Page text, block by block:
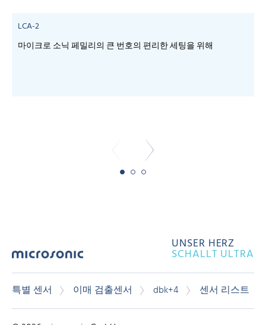
LCA-2
마이크로 소닉 페밀리의 큰 번호의 편리한 세팅을 위해
UNSER HERZ
SCHALLT ULTRA
특별 센서 이매 검출센서 dbk+4 센서 리스트